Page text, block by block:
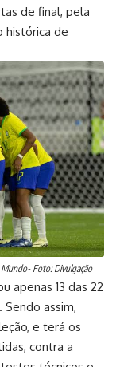
de final, pela
histórica de
Foto: Divulgação
apenas 13 das 22
assim,
e terá os
contra a